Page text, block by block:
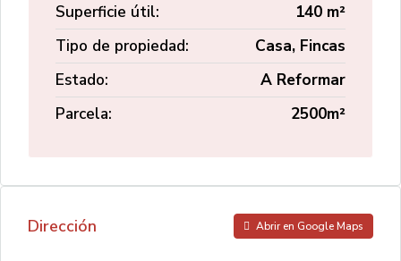
Superficie útil:
140 m²
Tipo de propiedad:
Casa, Fincas
Estado:
A Reformar
Parcela:
2500m²
Dirección Abrir en Google Maps